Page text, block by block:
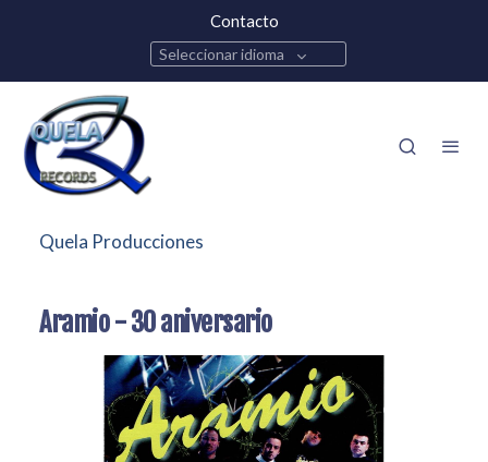
Contacto
Seleccionar idioma
Quela Producciones
Aramio - 30 aniversario